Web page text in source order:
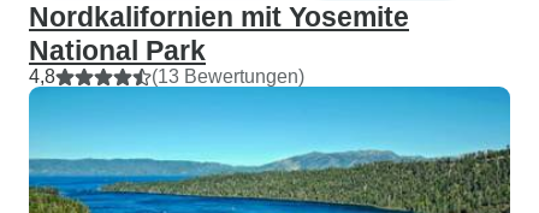
Nordkalifornien mit Yosemite
National Park
4,8 (13 Bewertungen)